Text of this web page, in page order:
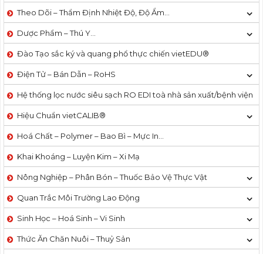
Theo Dõi – Thẩm Định Nhiệt Độ, Độ Ẩm…
Dược Phẩm – Thú Y…
Đào Tạo sắc ký và quang phổ thực chiến vietEDU®
Điện Tử – Bán Dẫn – RoHS
Hệ thống lọc nước siêu sạch RO EDI​​ toà nhà sản xuất/bệnh viện
Hiệu Chuẩn vietCALIB®
Hoá Chất – Polymer – Bao Bì – Mực In…
Khai Khoáng – Luyện Kim – Xi Mạ
Nông Nghiệp – Phân Bón – Thuốc Bảo Vệ Thực Vật
Quan Trắc Môi Trường Lao Động
Sinh Học – Hoá Sinh – Vi Sinh
Thức Ăn Chăn Nuôi – Thuỷ Sản